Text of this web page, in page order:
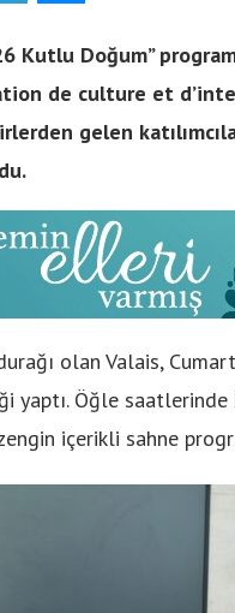
Kutlu Doğum”
de culture et
gelen
olan Valais,
yaptı. Öğle
içerikli sahne